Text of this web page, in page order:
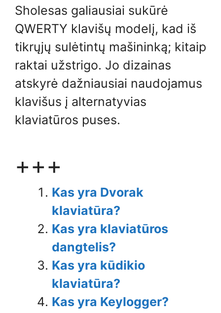
Sholesas galiausiai sukūrė
QWERTY klavišų modelį, kad iš
tikrųjų sulėtintų mašininką; kitaip
raktai užstrigo. Jo dizainas
atskyrė dažniausiai naudojamus
klavišus į alternatyvias
klaviatūros puses.
+++
Kas yra Dvorak
klaviatūra?
Kas yra klaviatūros
dangtelis?
Kas yra kūdikio
klaviatūra?
Kas yra Keylogger?